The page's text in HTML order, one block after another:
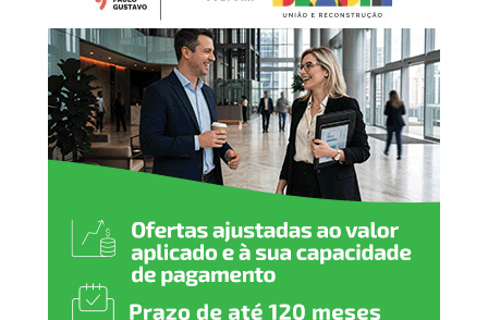
a economia, promovemos a
justiça social e abrimos
caminhos para novas
oportunidades. Neste 1º de
maio, reafirmamos nosso
compromisso em valorizar
o trabalhador, garantir
direitos e seguir investindo